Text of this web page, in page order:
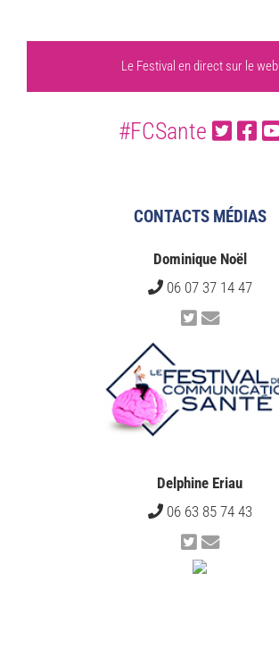
Le Festival en direct sur le web
#FCSante
CONTACTS MÉDIAS
Dominique Noël
06 07 37 14 47
Delphine Eriau
06 63 85 74 43